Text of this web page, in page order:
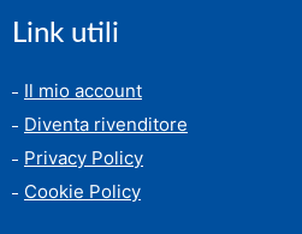
Link utili
Il mio account
Diventa rivenditore
Privacy Policy
Cookie Policy